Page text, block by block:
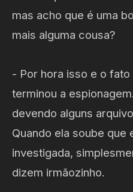
mas acho que é uma
mais alguma cousa?
- Por hora isso e o fato
terminou a
devendo alguns
Quando ela soube que
investigada,
dizem irmãozinho.